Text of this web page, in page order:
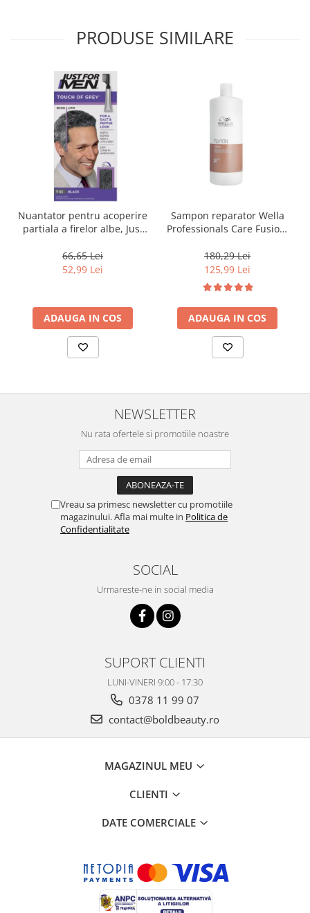
PRODUSE SIMILARE
Nuantator pentru acoperire
partiala a firelor albe, Just
Touch of Grey, 40 g
66,65 Lei
52,99 Lei
ADAUGA IN COS
Sampon reparator Wella
Professionals Care Fusion,
180,29 Lei
125,99 Lei
ADAUGA IN COS
NEWSLETTER
Nu rata ofertele si promotiile noastre
Vreau sa primesc newsletter cu promotiile
magazinului. Afla mai multe in Politica de
Confidentialitate
SOCIAL
Urmareste-ne in social media
SUPORT CLIENTI
LUNI-VINERI 9:00 - 17:30
0378 11 99 07
contact@boldbeauty.ro
MAGAZINUL MEU
CLIENTI
DATE COMERCIALE